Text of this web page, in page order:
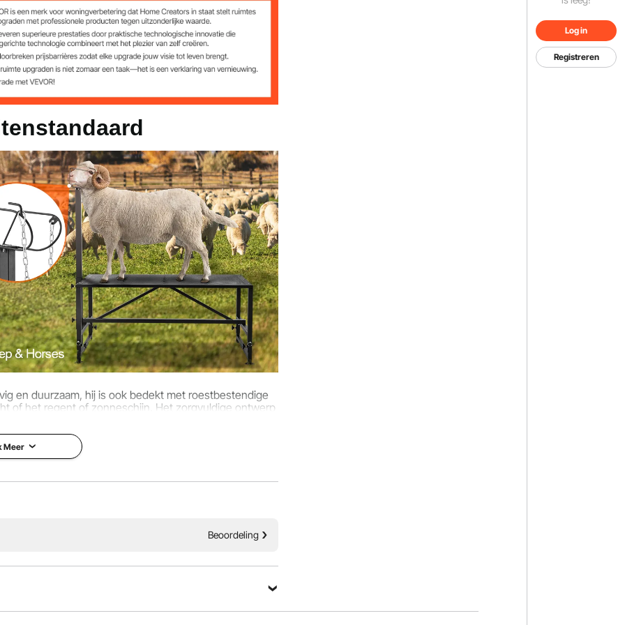
Log in
Registreren
x 584 mm
Ⅱ 25"/635 mm, Ⅲ 29"/736 mm, Ⅳ 33"/838 mm
1630 mm
lbs
mm / 47 x 23,43 x 68,5 inch
en duurzaam, hij is ook bedekt met roestbestendige
of het regent of zonneschijn. Het zorgvuldige ontwerp
Meer
Beoordeling